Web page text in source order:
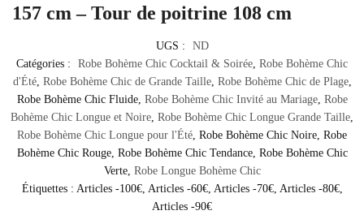
157 cm – Tour de poitrine 108 cm
UGS :
ND
Catégories :
Robe Bohème Chic Cocktail & Soirée Robe Bohème Chic
d'Été, Robe Bohème Chic de Grande Taille, Robe Bohème Chic de Plage,
Robe Bohème Chic Fluide, Robe Bohème Chic Invité au Mariage, Robe
Bohème Chic Longue et Noire Robe Bohème Chic Longue Grande Taille
Robe Bohème Chic Longue pour l'Été Robe Bohème Chic Noire Robe
Bohème Chic Rouge, Robe Bohème Chic Tendance, Robe Bohème Chic
Verte, Robe Longue Bohème Chic
Étiquettes : Articles -100€, Articles -60€, Articles -70€, Articles -80€,
Articles -90€